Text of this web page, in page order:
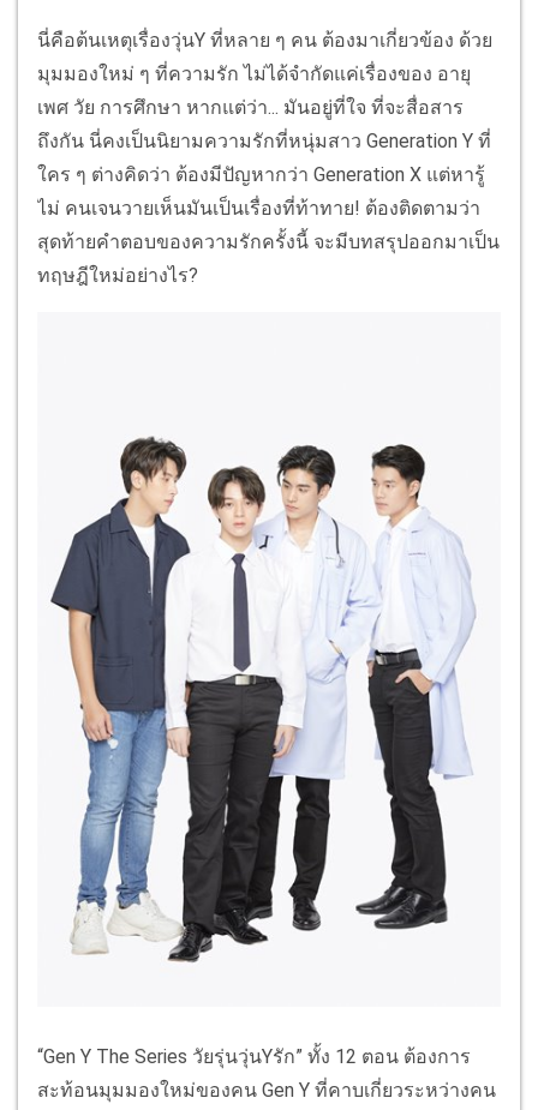
นี่คือต้นเหตุเรื่องวุ่นY ที่หลาย ๆ คน ต้องมาเกี่ยวข้อง ด้วย
มุมมองใหม่ ๆ ที่ความรัก ไม่ได้จำกัดแค่เรื่องของ อายุ
เพศ วัย การศึกษา หากแต่ว่า... มันอยู่ที่ใจ ที่จะสื่อสาร
ถึงกัน นี่คงเป็นนิยามความรักที่หนุ่มสาว Generation Y ที่
ใคร ๆ ต่างคิดว่า ต้องมีปัญหากว่า Generation X แต่หารู้
ไม่ คนเจนวายเห็นมันเป็นเรื่องที่ท้าทาย! ต้องติดตามว่า
สุดท้ายคำตอบของความรักครั้งนี้ จะมีบทสรุปออกมาเป็น
ทฤษฎีใหม่อย่างไร?
“Gen Y The Series วัยรุ่นวุ่นYรัก” ทั้ง 12 ตอน ต้องการ
สะท้อนมุมมองใหม่ของคน Gen Y ที่คาบเกี่ยวระหว่างคน